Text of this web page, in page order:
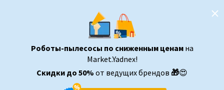
Роботы-пылесосы по сниженным ценам на
Market.Yadnex!
Скидки до 50% от ведущих брендов 🎁😍